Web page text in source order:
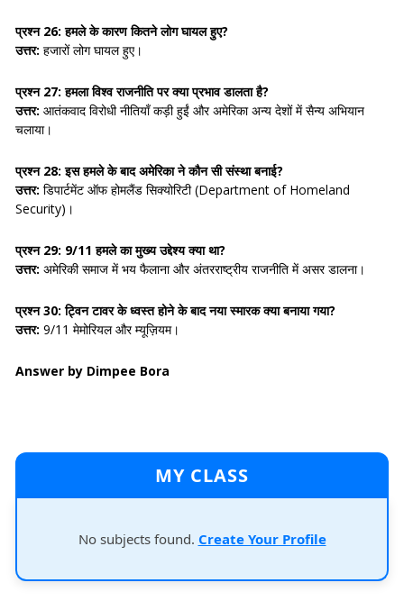
प्रश्न 26: हमले के कारण कितने लोग घायल हुए?
उत्तर: हजारों लोग घायल हुए।
प्रश्न 27: हमला विश्व राजनीति पर क्या प्रभाव डालता है?
उत्तर: आतंकवाद विरोधी नीतियाँ कड़ी हुईं और अमेरिका अन्य देशों में सैन्य अभियान
चलाया।
प्रश्न 28: इस हमले के बाद अमेरिका ने कौन सी संस्था बनाई?
उत्तर: डिपार्टमेंट ऑफ होमलैंड सिक्योरिटी (Department of Homeland
Security)।
प्रश्न 29: 9/11 हमले का मुख्य उद्देश्य क्या था?
उत्तर: अमेरिकी समाज में भय फैलाना और अंतरराष्ट्रीय राजनीति में असर डालना।
प्रश्न 30: ट्विन टावर के ध्वस्त होने के बाद नया स्मारक क्या बनाया गया?
उत्तर: 9/11 मेमोरियल और म्यूज़ियम।
Answer by Dimpee Bora
MY CLASS
No subjects found. Create Your Profile